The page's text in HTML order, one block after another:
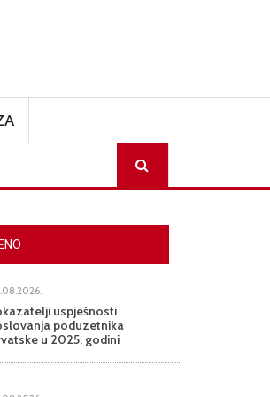
uspješnosti
poduzetnika
u 2025. godini